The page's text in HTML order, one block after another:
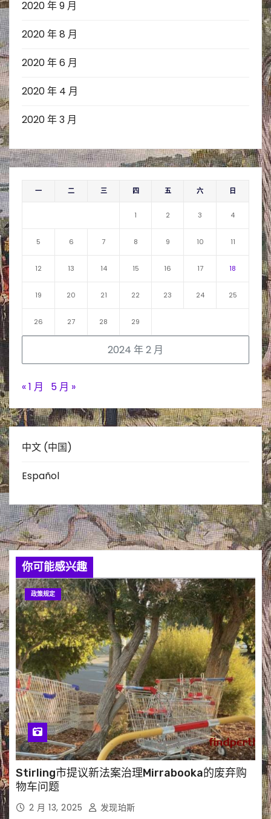
2020 年 9 月
2020 年 8 月
2020 年 6 月
2020 年 4 月
2020 年 3 月
2024 年 2 月
一 二 三 四 五 六 日
1 2 3 4
5 6 7 8 9 10 11
12 13 14 15 16 17 18
19 20 21 22 23 24 25
26 27 28 29
« 1 月 5 月 »
中文 (中国)
Español
你可能感兴趣
政策规定
Stirling市提议新法案治理Mirrabooka的废弃购
物车问题
2 月 13, 2025 发现珀斯